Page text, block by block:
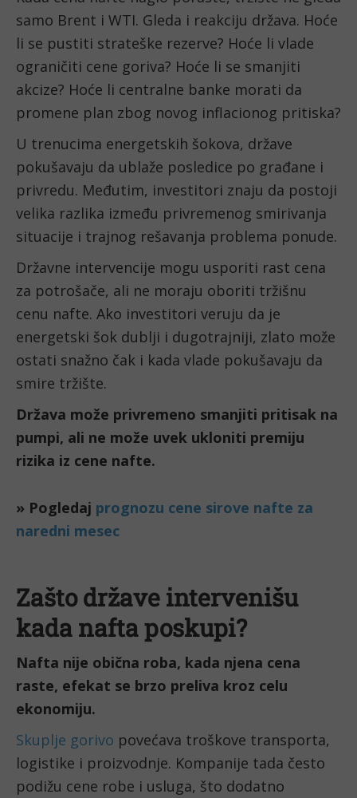
samo Brent i WTI. Gleda i reakciju država. Hoće
li se pustiti strateške rezerve? Hoće li vlade
ograničiti cene goriva? Hoće li se smanjiti
akcize? Hoće li centralne banke morati da
promene plan zbog novog inflacionog pritiska?
U trenucima energetskih šokova, države
pokušavaju da ublaže posledice po građane i
privredu. Međutim, investitori znaju da postoji
velika razlika između privremenog smirivanja
situacije i trajnog rešavanja problema ponude.
Državne intervencije mogu usporiti rast cena
za potrošače, ali ne moraju oboriti tržišnu
cenu nafte. Ako investitori veruju da je
energetski šok dublji i dugotrajniji, zlato može
ostati snažno čak i kada vlade pokušavaju da
smire tržište.
Država može privremeno smanjiti pritisak na
pumpi, ali ne može uvek ukloniti premiju
rizika iz cene nafte.
Zašto države intervenišu
kada nafta poskupi?
Nafta nije obična roba, kada njena cena
raste, efekat se brzo preliva kroz celu
ekonomiju.
Skuplje gorivo povećava troškove transporta,
logistike i proizvodnje. Kompanije tada često
podižu cene robe i usluga, što dodatno